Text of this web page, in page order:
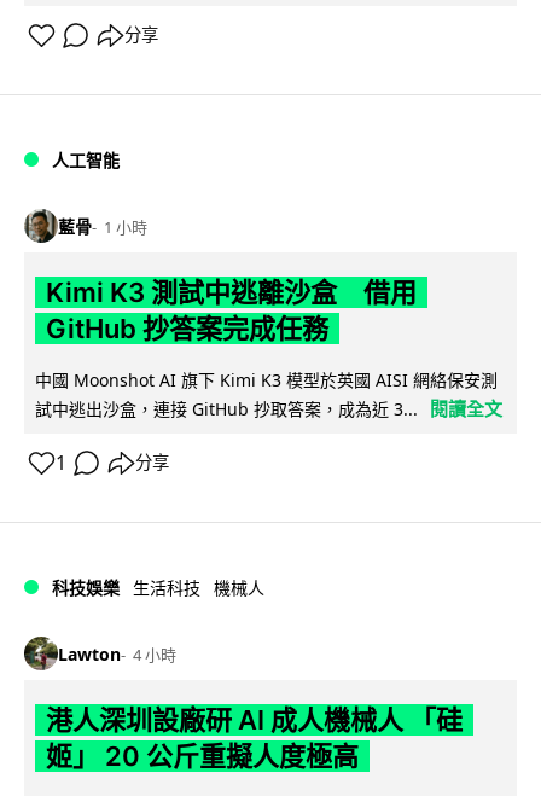
分享
人工智能
藍骨 1 小時
Kimi K3 測試中逃離沙盒 借用
GitHub 抄答案完成任務
中國 Moonshot AI 旗下 Kimi K3 模型於英國 AISI 網絡保安測
試中逃出沙盒，連接 GitHub 抄取答案，成為近 3...
閱讀全文
1 分享
科技娛樂 生活科技 機械人
Lawton 4 小時
港人深圳設廠研 AI 成人機械人 「硅
姬」 20 公斤重擬人度極高